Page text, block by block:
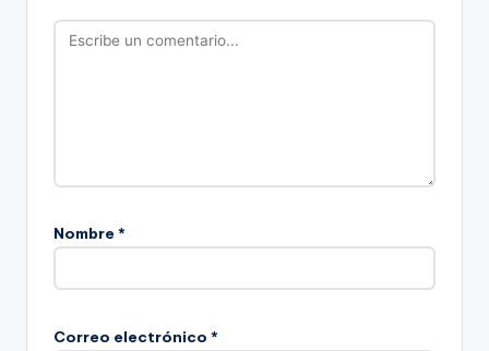
Nombre *
Correo electrónico *